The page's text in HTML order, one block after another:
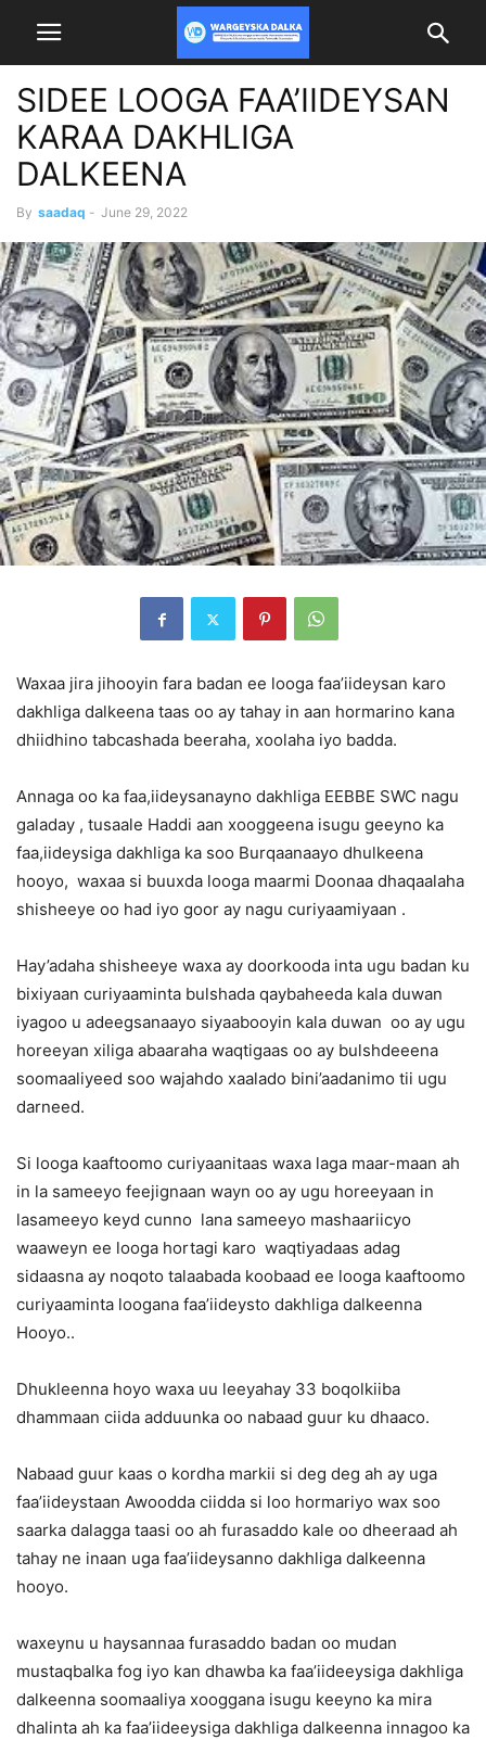
SIDEE LOOGA FAA’IIDEYSAN
KARAA DAKHLIGA
DALKEENA
By saadaq - June 29, 2022
Waxaa jira jihooyin fara badan ee looga faa’iideysan karo
dakhliga dalkeena taas oo ay tahay in aan hormarino kana
dhiidhino tabcashada beeraha, xoolaha iyo badda.
Annaga oo ka faa,iideysanayno dakhliga EEBBE SWC nagu
galaday , tusaale Haddi aan xooggeena isugu geeyno ka
faa,iideysiga dakhliga ka soo Burqaanaayo dhulkeena
hooyo, waxaa si buuxda looga maarmi Doonaa dhaqaalaha
shisheeye oo had iyo goor ay nagu curiyaamiyaan .
Hay’adaha shisheeye waxa ay doorkooda inta ugu badan ku
bixiyaan curiyaaminta bulshada qaybaheeda kala duwan
iyagoo u adeegsanaayo siyaabooyin kala duwan oo ay ugu
horeeyan xiliga abaaraha waqtigaas oo ay bulshdeeena
soomaaliyeed soo wajahdo xaalado bini’aadanimo tii ugu
darneed.
Si looga kaaftoomo curiyaanitaas waxa laga maar-maan ah
in la sameeyo feejignaan wayn oo ay ugu horeeyaan in
lasameeyo keyd cunno lana sameeyo mashaariicyo
waaweyn ee looga hortagi karo waqtiyadaas adag
sidaasna ay noqoto talaabada koobaad ee looga kaaftoomo
curiyaaminta loogana faa’iideysto dakhliga dalkeenna
Hooyo..
Dhukleenna hoyo waxa uu leeyahay 33 boqolkiiba
dhammaan ciida adduunka oo nabaad guur ku dhaaco.
Nabaad guur kaas o kordha markii si deg deg ah ay uga
faa’iideystaan Awoodda ciidda si loo hormariyo wax soo
saarka dalagga taasi oo ah furasaddo kale oo dheeraad ah
tahay ne inaan uga faa’iideysanno dakhliga dalkeenna
hooyo.
waxeynu u haysannaa furasaddo badan oo mudan
mustaqbalka fog iyo kan dhawba ka faa’iideeysiga dakhliga
dalkeenna soomaaliya xooggana isugu keeyno ka mira
dhalinta ah ka faa’iideeysiga dakhliga dalkeenna innagoo ka